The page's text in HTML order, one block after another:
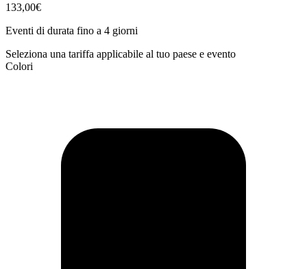
133,00€
Eventi di durata fino a 4 giorni
Seleziona una tariffa applicabile al tuo paese e evento
Colori